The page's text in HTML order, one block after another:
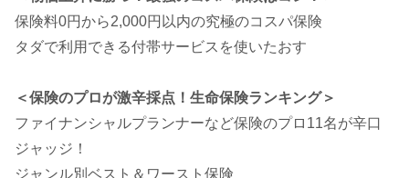
保険料0円から2,000円以内の究極のコスパ保険
タダで利用できる付帯サービスを使いたおす
＜保険のプロが激辛採点！生命保険ランキング＞
ファイナンシャルプランナーなど保険のプロ11名が辛口
ジャッジ！
ジャンル別ベスト＆ワースト保険